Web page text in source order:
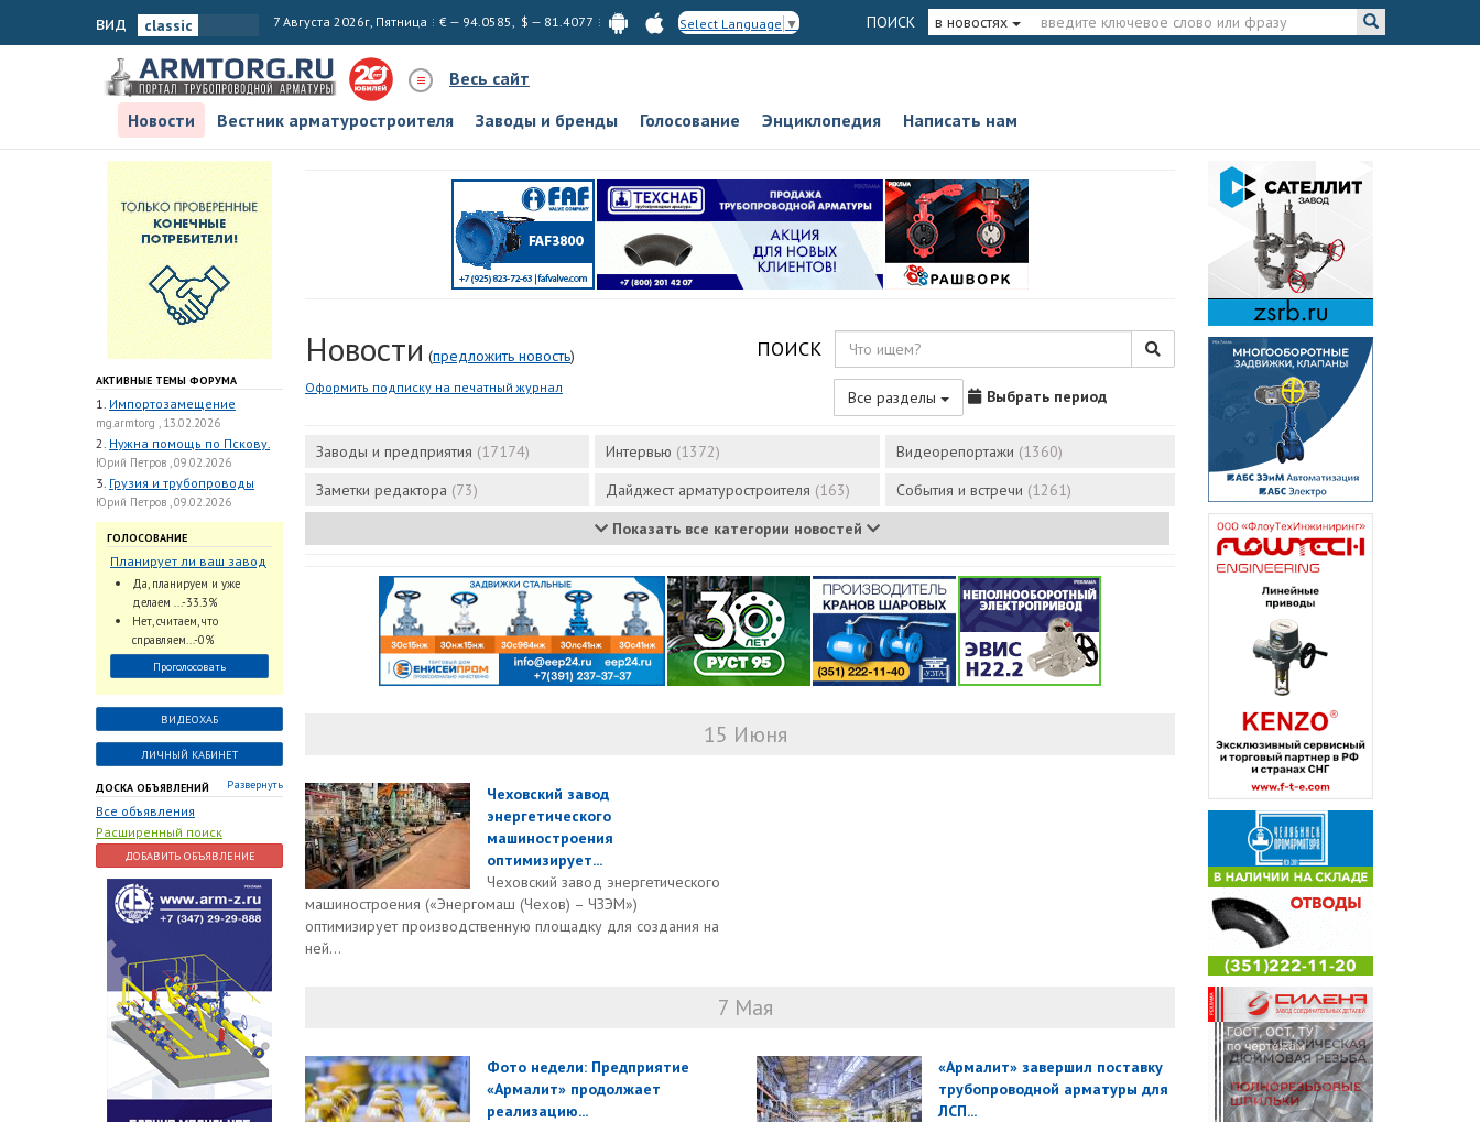
вид 7 Августа 2026г, Пятница € — 94.0585, $ — 81.4077 Select Language ▼ ПОИСК в новостях
Весь сайт
Новости
Вестник арматуростроителя Заводы и бренды Голосование Энциклопедия Написать нам
АКТИВНЫЕ ТЕМЫ ФОРУМА
1. Импортозамещение
mg.armtorg , 13.02.2026
2. Нужна помощь по Пскову.
Юрий Петров , 09.02.2026
3. Грузия и трубопроводы
Юрий Петров , 09.02.2026
ГОЛОСОВАНИЕ
Планирует ли ваш завод
использовать
промышленный
интеллект и цифровые
заказы для ускорения
обработки заказов и
оперативной отгрузки
продукции конечному
потребителю?
Да, планируем и уже
делаем ...-33.3%
Нет, считаем, что
справляем...-0%
Проголосовать
ВИДЕОХАБ
ЛИЧНЫЙ КАБИНЕТ
ДОСКА ОБЪЯВЛЕНИЙ Развернуть
Все объявления
Расширенный поиск
ДОБАВИТЬ ОБЪЯВЛЕНИЕ
Новости (предложить новость)
Оформить подписку на печатный журнал
ПОИСК
Все разделы Выбрать период
Заводы и предприятия (17174) Интервью (1372) Видеорепортажи (1360)
Заметки редактора (73) Дайджест арматуростроителя (163) События и встречи (1261)
Показать все категории новостей
15 Июня
Чеховский завод
энергетического
машиностроения
оптимизирует...
Чеховский завод энергетического
машиностроения («Энергомаш (Чехов) – ЧЗЭМ»)
оптимизирует производственную площадку для создания на
ней...
7 Мая
Фото недели: Предприятие
«Армалит» продолжает
реализацию...
«Армалит» завершил поставку
трубопроводной арматуры для
ЛСП...